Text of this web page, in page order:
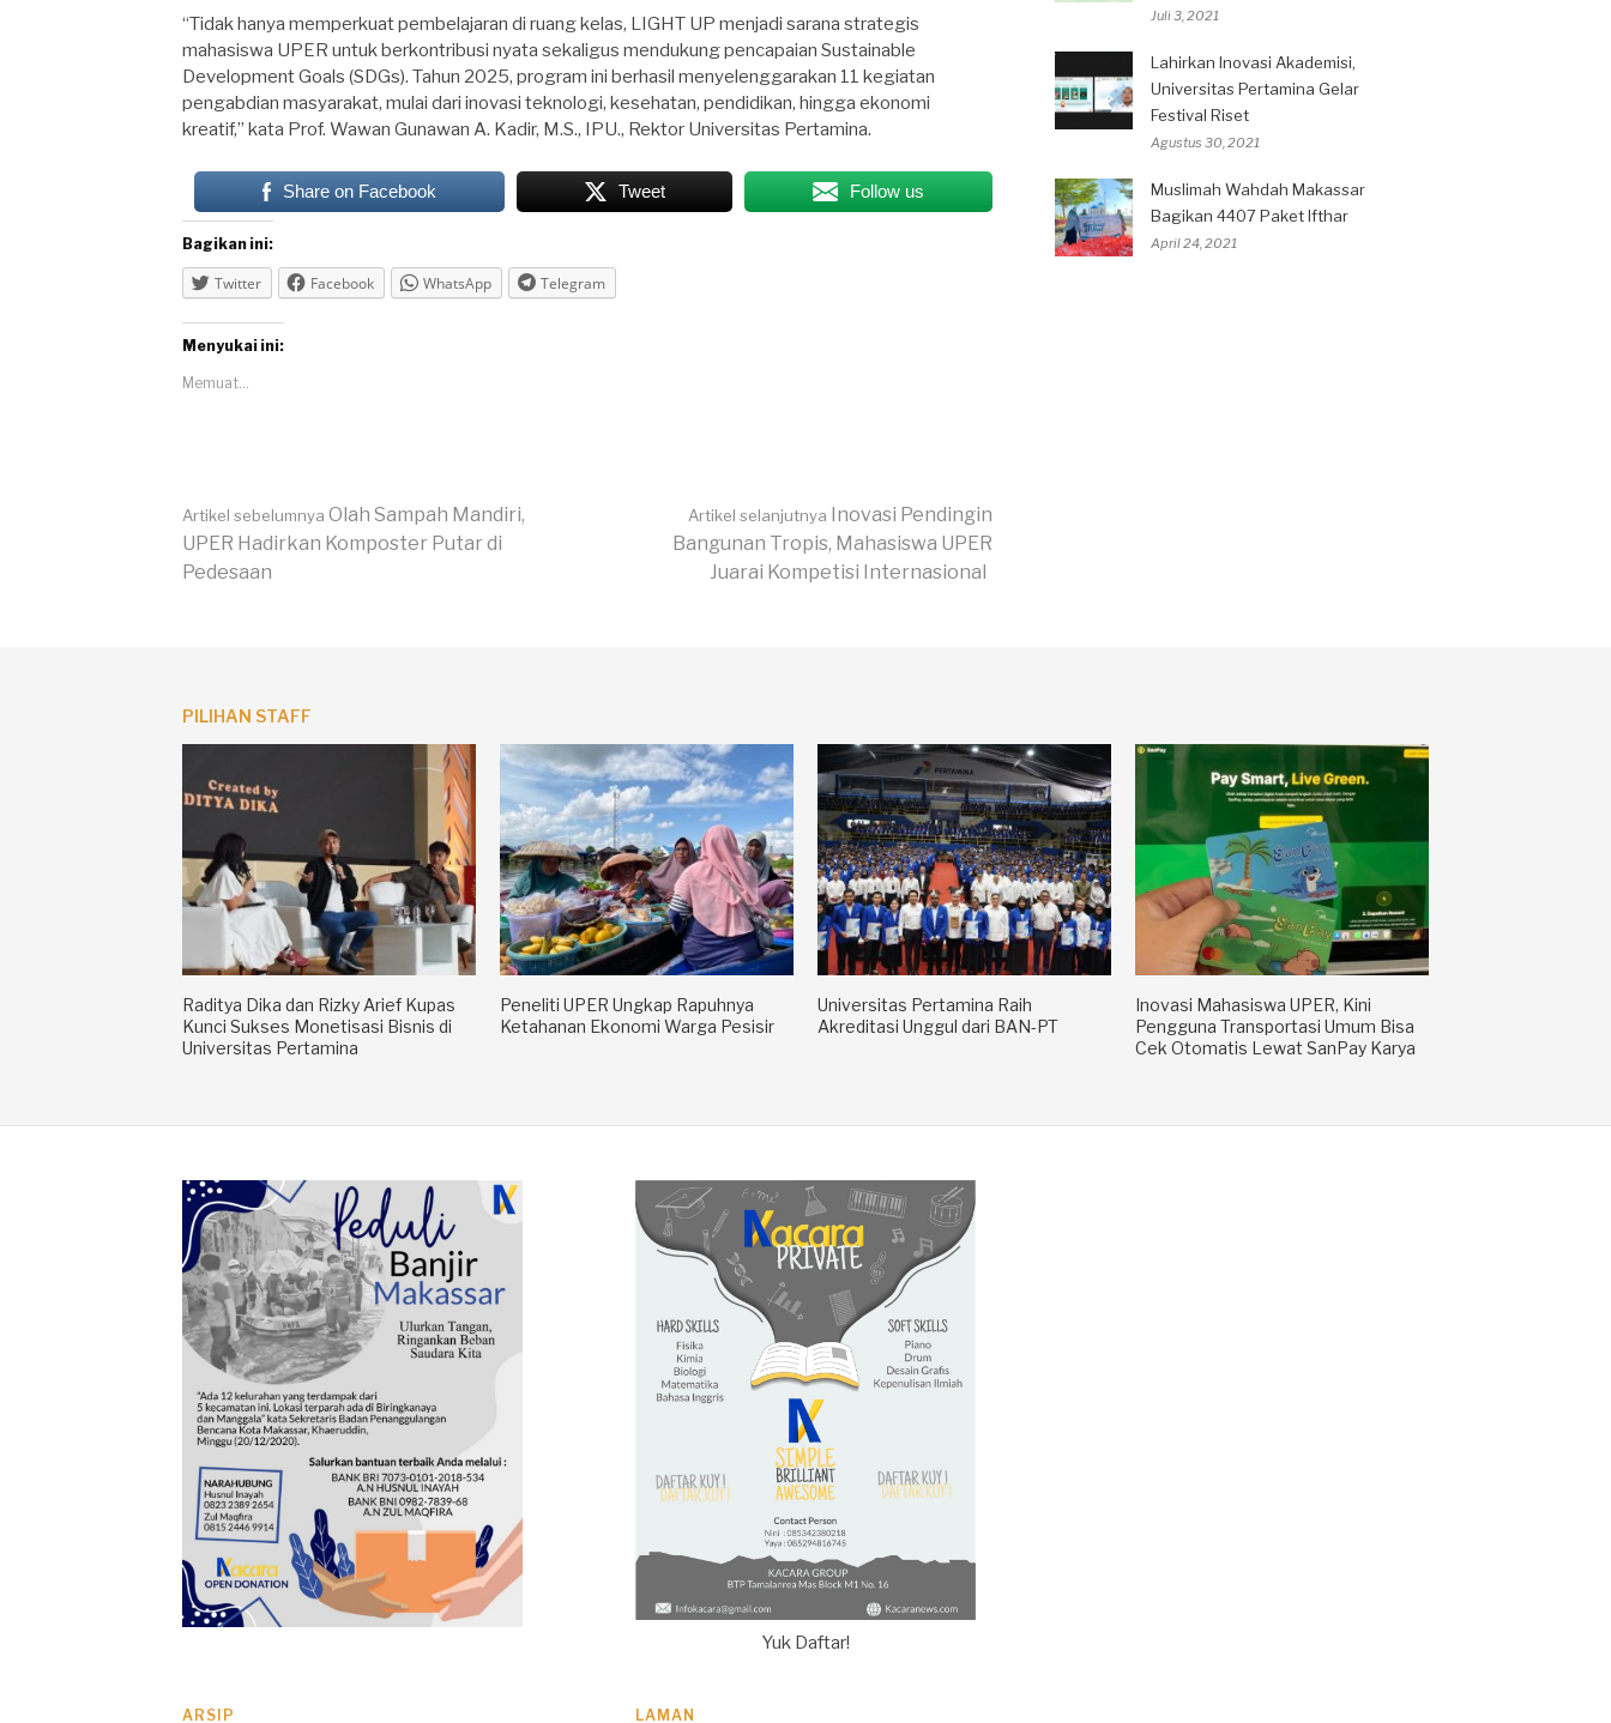
“Tidak hanya memperkuat pembelajaran di ruang kelas, LIGHT UP menjadi sarana strategis
mahasiswa UPER untuk berkontribusi nyata sekaligus mendukung pencapaian Sustainable
Development Goals (SDGs). Tahun 2025, program ini berhasil menyelenggarakan 11 kegiatan
pengabdian masyarakat, mulai dari inovasi teknologi, kesehatan, pendidikan, hingga ekonomi
kreatif,” kata Prof. Wawan Gunawan A. Kadir, M.S., IPU., Rektor Universitas Pertamina.
Share on Facebook Tweet Follow us
Bagikan ini:
Twitter Facebook WhatsApp Telegram
Menyukai ini:
Memuat...
Lanjut
Artikel sebelumnya Olah Sampah Mandiri,
UPER Hadirkan Komposter Putar di
Pedesaan
Artikel selanjutnya
Inovasi Pendingin
Bangunan Tropis, Mahasiswa UPER
Juarai Kompetisi Internasional
Juli 3, 2021
Lahirkan Inovasi Akademisi,
Universitas Pertamina Gelar
Festival Riset
Agustus 30, 2021
Muslimah Wahdah Makassar
Bagikan 4407 Paket Ifthar
April 24, 2021
PILIHAN STAFF
Raditya Dika dan Rizky Arief Kupas
Kunci Sukses Monetisasi Bisnis di
Universitas Pertamina
Peneliti UPER Ungkap Rapuhnya
Ketahanan Ekonomi Warga Pesisir
Universitas Pertamina Raih
Akreditasi Unggul dari BAN-PT
Inovasi Mahasiswa UPER, Kini
Pengguna Transportasi Umum Bisa
Cek Otomatis Lewat SanPay Karya
Yuk Daftar!
ARSIP LAMAN